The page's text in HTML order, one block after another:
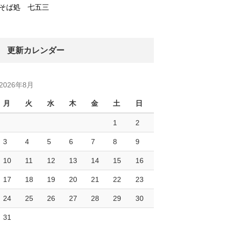
ば処 七五三
更新カレンダー
年8月
月 火 水 木 金 土 日
1 2
3 4 5 6 7 8 9
10 11 12 13 14 15 16
17 18 19 20 21 22 23
24 25 26 27 28 29 30
31